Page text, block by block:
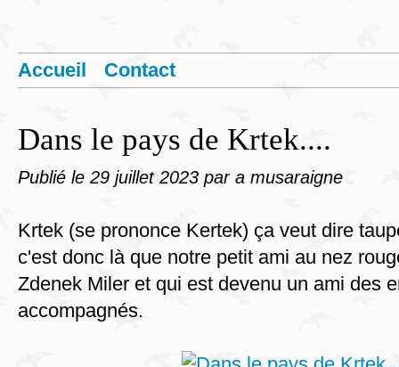
Accueil Contact
Dans le pays de Krtek....
Publié le 29 juillet 2023 par a musaraigne
Krtek (se prononce Kertek) ça veut dire
c'est donc là que notre petit ami au nez
Zdenek Miler et qui est devenu un ami des
accompagnés.